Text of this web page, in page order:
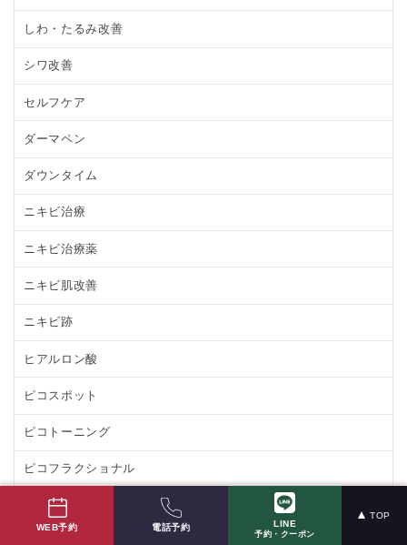
しわ・たるみ改善
シワ改善
セルフケア
ダーマペン
ダウンタイム
ニキビ治療
ニキビ治療薬
ニキビ肌改善
ニキビ跡
ヒアルロン酸
ピコスポット
ピコトーニング
ピコフラクショナル
ピコレーザー
WEB予約 電話予約 LINE
予約・クーポン
TOP